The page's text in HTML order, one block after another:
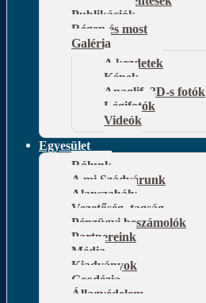
Publikációk
Régen és most
Galéria
A kezdetek
Képek
Anaglif, 3D-s fotók
Légifotók
Videók
Egyesület
Rólunk
A mi Szádvárunk
Alapszabály
Vezetőség, tagság
Pénzügyi beszámolók
Partnereink
Média
Kiadványok
Geodézia
Állagvédelem